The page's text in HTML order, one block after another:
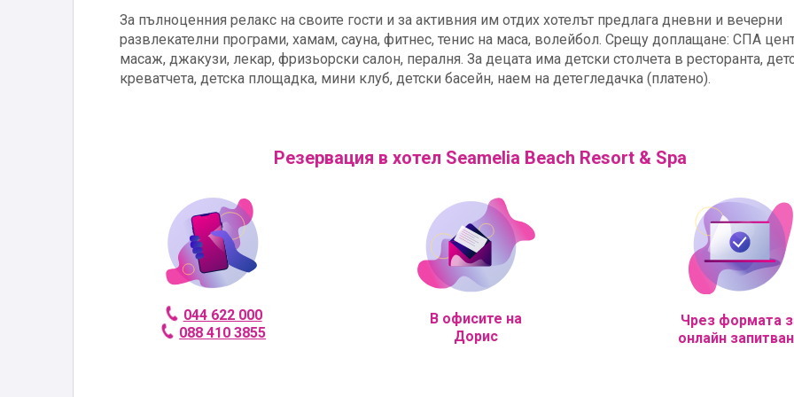
За пълноценния релакс на своите гости и за активния им отдих хотелът предлага дневни и вечерни
развлекателни програми, хамам, сауна, фитнес, тенис на маса, волейбол. Срещу доплащане: СПА
масаж, джакузи, лекар, фризьорски салон, пералня. За децата има детски столчета в ресторанта,
креватчета, детска площадка, мини клуб, детски басейн, наем на детегледачка (платено).
Резервация в хотел Seamelia Beach Resort & Spa
044 622 000
088 410 3855
В офисите на
Дорис
Чрез формата
онлайн